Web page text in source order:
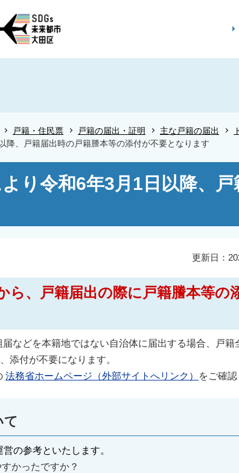
戸籍・住民票 戸籍の届出・証明 主な戸籍の届出
降、戸籍届出時の戸籍謄本等の添付が不要となります
り令和6年3月1日以降、
更新日：
ら、戸籍届出の際に戸籍謄本等の
などを本籍地ではない自治体に届出する場合、戸
添付が不要になります。
法務省ホームページ（外部サイトへリンク） をご確認
て
の参考といたします。
かったですか？